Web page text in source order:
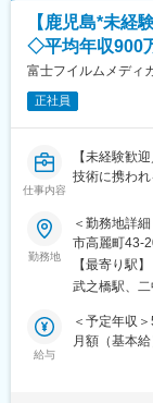
・工場建物の
■就業環境に
・年間休日
・住宅手当
・社員向けイ
・社員食堂
■日本モレッ
日本モレッ
誇り、業界
維持してき
気・電子製
アを有し、
また、外資
されており
【鹿児島*未経
◇平均年収900
富士フイルムメディ
正社員
仕事内容
【未経験歓
技術に携われ
これまでの
PACS（医療
を扱い、病
ットワーク
■PACSとは
レントゲン
理・共有する
勤務地
＜勤務地詳
市高麗町43-
変更の範囲
【最寄り駅】
武之橋駅、
給与
＜予定年収
月額（基本